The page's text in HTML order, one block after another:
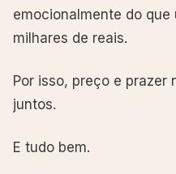
emocionalmente do
milhares de reais.
Por isso, preço e prazer
juntos.
E tudo bem.